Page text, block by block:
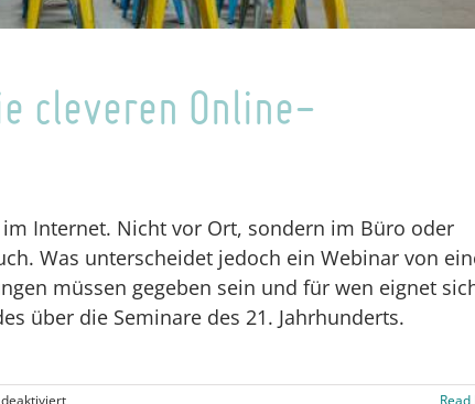
cleveren Online-
Internet. Nicht vor Ort, sondern im Büro oder
Was unterscheidet jedoch ein Webinar von
müssen gegeben sein und für wen eignet
über die Seminare des 21. Jahrhunderts.
für